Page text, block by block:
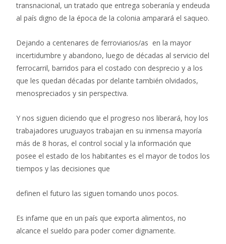
transnacional, un tratado que entrega soberanía y endeuda
al país digno de la época de la colonia amparará el saqueo.
Dejando a centenares de ferroviarios/as en la mayor
incertidumbre y abandono, luego de décadas al servicio del
ferrocarril, barridos para el costado con desprecio y a los
que les quedan décadas por delante también olvidados,
menospreciados y sin perspectiva.
Y nos siguen diciendo que el progreso nos liberará, hoy los
trabajadores uruguayos trabajan en su inmensa mayoría
más de 8 horas, el control social y la información que
posee el estado de los habitantes es el mayor de todos los
tiempos y las decisiones que
definen el futuro las siguen tomando unos pocos.
Es infame que en un país que exporta alimentos, no
alcance el sueldo para poder comer dignamente.